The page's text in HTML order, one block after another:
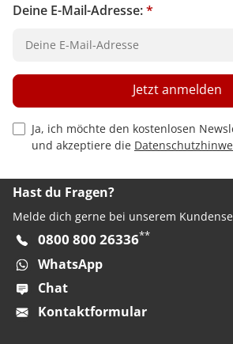
Deine E-Mail-Adresse:*
Privacy Policy Checkbox
Ja, ich möchte den kostenlosen
und akzeptiere die
Jetzt anmelden
Hast du Fragen?
Melde dich gerne bei unserem
0800 800 26336**
WhatsApp
Chat
Kontaktformular